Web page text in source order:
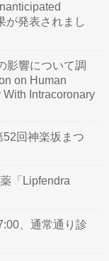
が発表されまし
影響について調
on Human
Intracoronary
回神楽坂まつ
「Lipfendra
、通常通り診